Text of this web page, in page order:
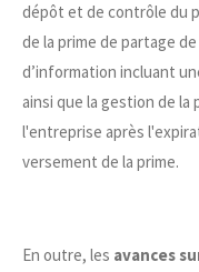
dépôt et de contrôle du
de la prime de partage
d’information incluant
ainsi que la gestion de
l'entreprise après
versement de la prime.
En outre, les avances